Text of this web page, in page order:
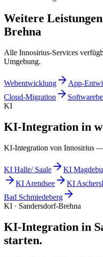
Weitere
Brehna
Alle Innosirius-Services
Umgebung.
Webentwicklung App-
Cloud-Migration
KI
KI-Integration in
KI-Integration von Innosirius —
KI Halle/ Saale KI
KI Arendsee KI
Bad Schmiedeberg
KI · Sandersdorf-Brehna
KI-Integration in
starten.